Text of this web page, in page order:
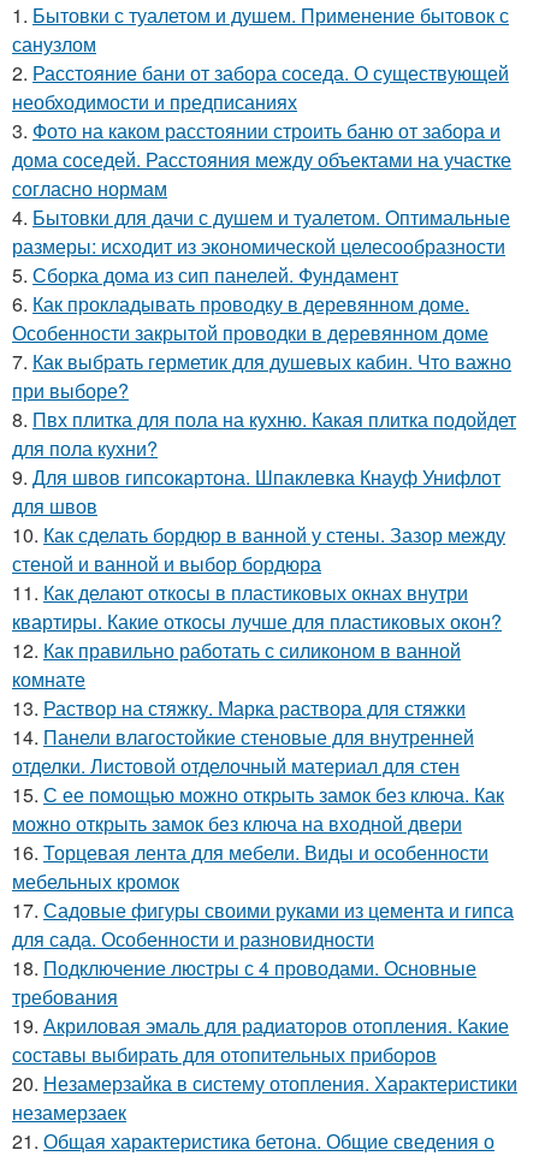
1. Бытовки с туалетом и душем. Применение бытовок с
санузлом
2. Расстояние бани от забора соседа. О существующей
необходимости и предписаниях
3. Фото на каком расстоянии строить баню от забора и
дома соседей. Расстояния между объектами на участке
согласно нормам
4. Бытовки для дачи с душем и туалетом. Оптимальные
размеры: исходит из экономической целесообразности
5. Сборка дома из сип панелей. Фундамент
6. Как прокладывать проводку в деревянном доме.
Особенности закрытой проводки в деревянном доме
7. Как выбрать герметик для душевых кабин. Что важно
при выборе?
8. Пвх плитка для пола на кухню. Какая плитка подойдет
для пола кухни?
9. Для швов гипсокартона. Шпаклевка Кнауф Унифлот
для швов
10. Как сделать бордюр в ванной у стены. Зазор между
стеной и ванной и выбор бордюра
11. Как делают откосы в пластиковых окнах внутри
квартиры. Какие откосы лучше для пластиковых окон?
12. Как правильно работать с силиконом в ванной
комнате
13. Раствор на стяжку. Марка раствора для стяжки
14. Панели влагостойкие стеновые для внутренней
отделки. Листовой отделочный материал для стен
15. С ее помощью можно открыть замок без ключа. Как
можно открыть замок без ключа на входной двери
16. Торцевая лента для мебели. Виды и особенности
мебельных кромок
17. Садовые фигуры своими руками из цемента и гипса
для сада. Особенности и разновидности
18. Подключение люстры с 4 проводами. Основные
требования
19. Акриловая эмаль для радиаторов отопления. Какие
составы выбирать для отопительных приборов
20. Незамерзайка в систему отопления. Характеристики
незамерзаек
21. Общая характеристика бетона. Общие сведения о